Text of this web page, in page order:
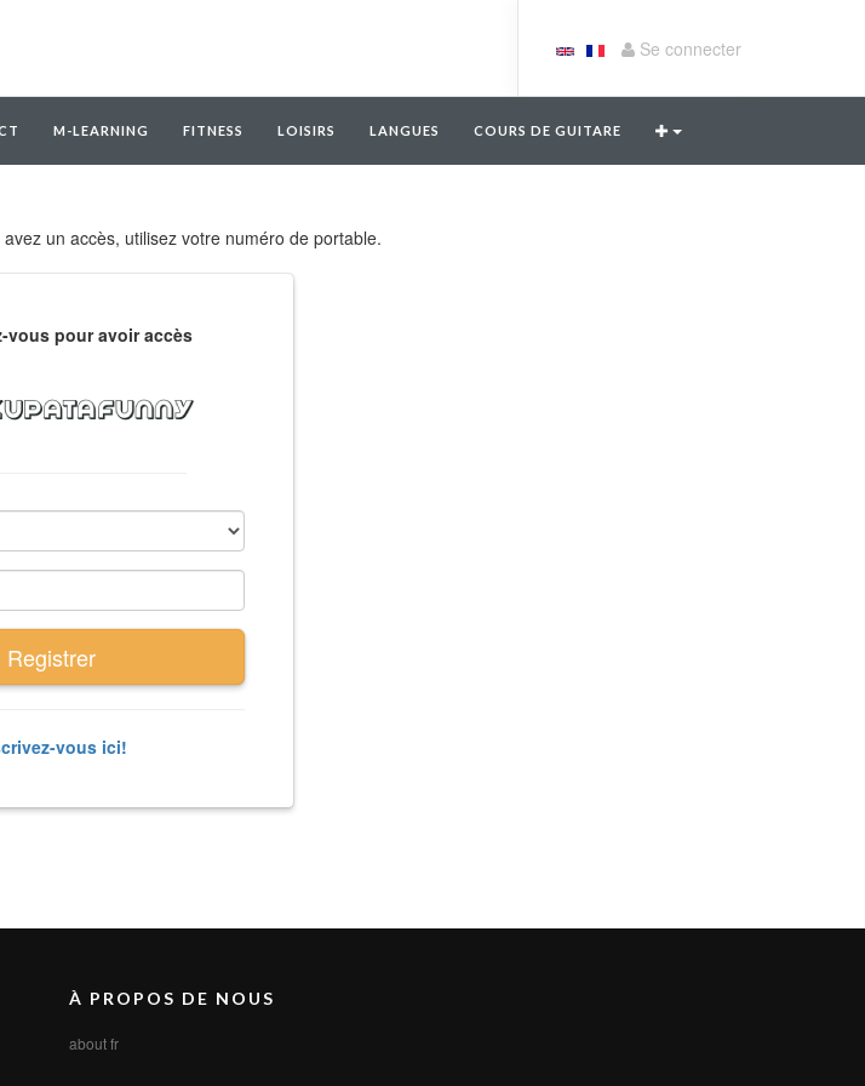
Se connecter
M-LEARNING FITNESS LOISIRS LANGUES COURS DE GUITARE
avez un accès, utilisez votre numéro de portable.
vous pour avoir accès
Registrer
vous ici!
À PROPOS DE NOUS
about fr